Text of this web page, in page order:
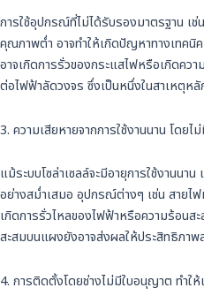
การใช้อุปกรณ์ที่ไม่ได้รับรองมาตรฐาน เช่
คุณภาพต่ำ อาจทำให้เกิดปัญหาทางเทคนิ
อาจเกิดการรั่วของกระแสไฟหรือเกิดคว
ต่อไฟฟ้าลัดวงจร ซึ่งเป็นหนึ่งในสาเหตุหลั
3. ความเสียหายจากการใช้งานนาน โดยไ
แม้ระบบโซล่าเซลล์จะมีอายุการใช้งานน
อย่างสม่ำเสมอ อุปกรณ์ต่างๆ เช่น สายไ
เกิดการรั่วไหลของไฟฟ้าหรือความร้อนส
สะสมบนแผงยังอาจส่งผลให้ประสิทธิภาพ
4. การติดตั้งโดยช่างไม่มีใบอนุญาต ทำใ